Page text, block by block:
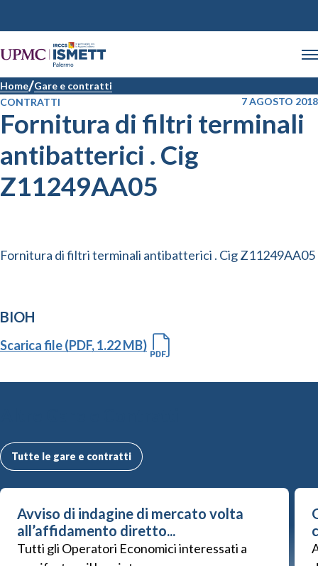
Home Gare e contratti
CONTRATTI
7 AGOSTO 2018
Fornitura di filtri terminali
antibatterici . Cig
Z11249AA05
Fornitura di filtri terminali antibatterici . Cig Z11249AA05
BIOH
Scarica file (PDF, 1.22 MB)
Tutte le gare e contratti
Avviso di indagine di mercato volta
all’affidamento diretto...
Tutti gli Operatori Economici interessati a